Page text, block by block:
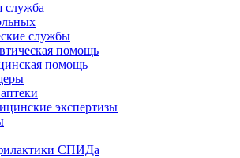
служба
службы
помощь
помощь
экспертизы
СПИДа